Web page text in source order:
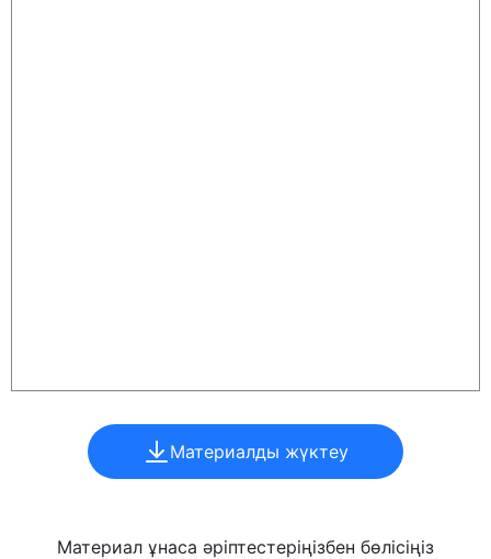
Материалды жүктеу
Материал ұнаса әріптестеріңізбен бөлісіңіз